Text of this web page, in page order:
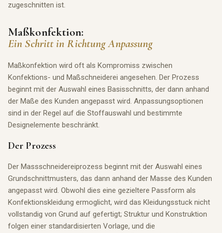
zugeschnitten ist.
Maßkonfektion:
Ein Schritt in Richtung Anpassung
Maßkonfektion wird oft als Kompromiss zwischen
Konfektions- und Maßschneiderei angesehen. Der Prozess
beginnt mit der Auswahl eines Basisschnitts, der dann anhand
der Maße des Kunden angepasst wird. Anpassungsoptionen
sind in der Regel auf die Stoffauswahl und bestimmte
Designelemente beschränkt.
Der Prozess
Der Massschneidereiprozess beginnt mit der Auswahl eines
Grundschnittmusters, das dann anhand der Masse des Kunden
angepasst wird. Obwohl dies eine gezieltere Passform als
Konfektionskleidung ermoglicht, wird das Kleidungsstuck nicht
vollstandig von Grund auf gefertigt; Struktur und Konstruktion
folgen einer standardisierten Vorlage, und die